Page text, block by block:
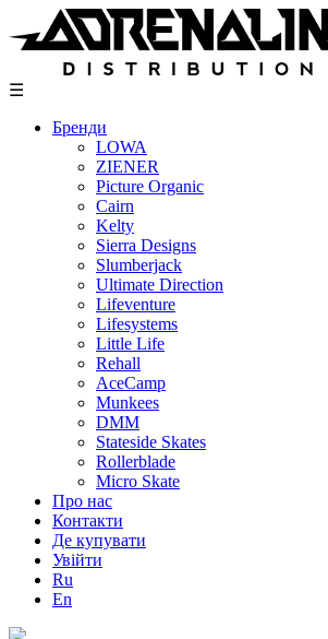
to
content
☰
Бренди
LOWA
ZIENER
Picture Organic
Cairn
Kelty
Sierra Designs
Slumberjack
Ultimate Direction
Lifeventure
Lifesystems
Little Life
Rehall
AceCamp
Munkees
DMM
Stateside Skates
Rollerblade
Micro Skate
Про нас
Контакти
Де купувати
Увійти
Ru
En